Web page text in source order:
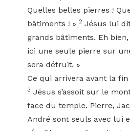
Quelles belles pierres !
bâtiments ! » 2 Jésus lui
grands bâtiments. Eh
ici une seule pierre sur
sera détruit. »
Ce qui arrivera avant la
3 Jésus s’assoit sur le
face du temple. Pierre,
André sont seuls avec lui